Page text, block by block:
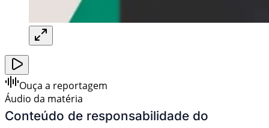
Ouça a reportagem
Áudio da matéria
Conteúdo de responsabilidade do